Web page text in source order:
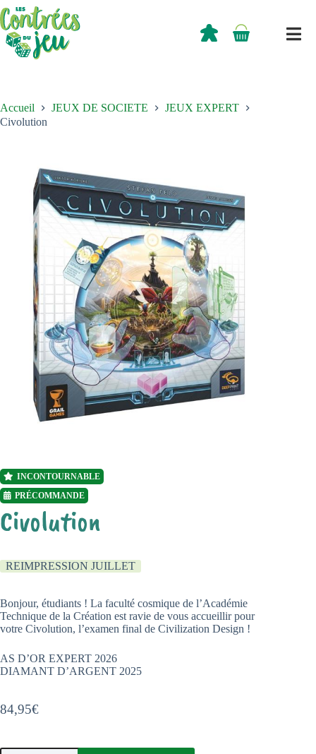
Passer
au
contenu
Panier
0,00
Accueil JEUX DE SOCIETE
JEUX EXPERT
Civolution
INCONTOURNABLE
PRÉCOMMANDE
Civolution
REIMPRESSION JUILLET
84,95€
Bonjour, étudiants ! La faculté cosmique de l’Académie
Technique de la Création est ravie de vous accueillir pour
votre Civolution, l’examen final de Civilization Design !
AS D’OR EXPERT 2026
DIAMANT D’ARGENT 2025